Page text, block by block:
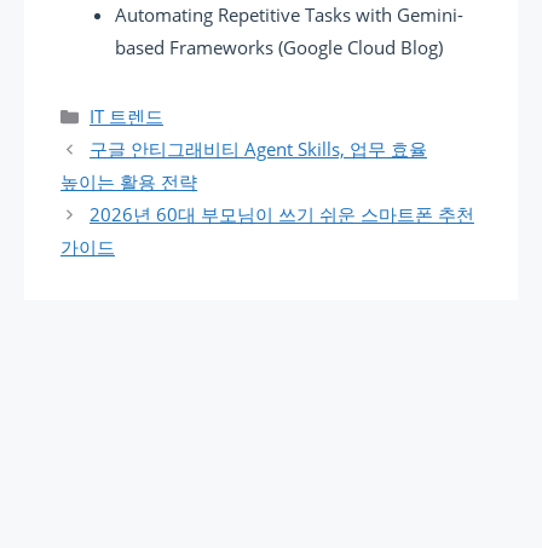
Automating Repetitive Tasks with Gemini-
based Frameworks (Google Cloud Blog)
카테고리
IT 트렌드
구글 안티그래비티 Agent Skills, 업무 효율
높이는 활용 전략
2026년 60대 부모님이 쓰기 쉬운 스마트폰 추천
가이드